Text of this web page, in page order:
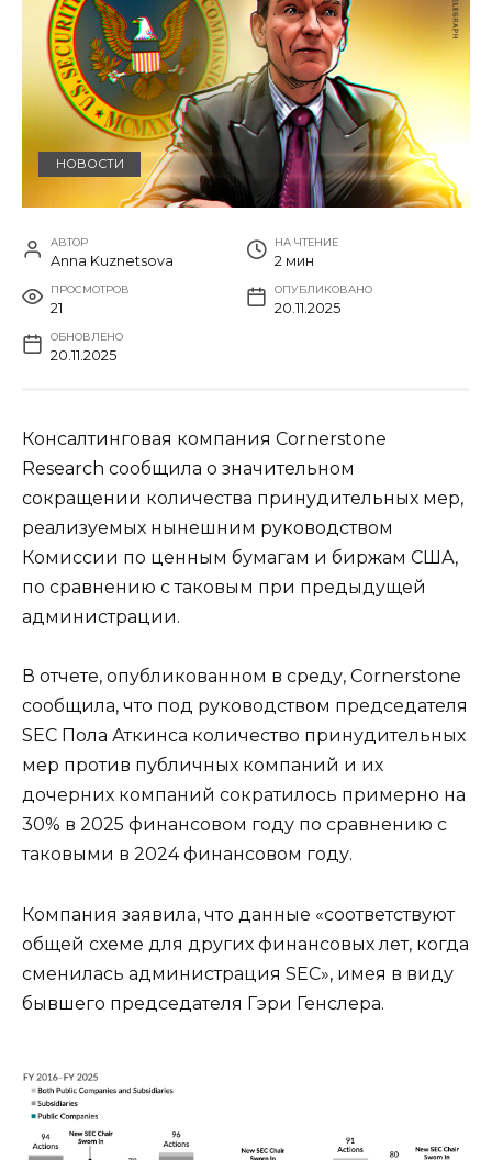
НОВОСТИ
АВТОР
Anna Kuznetsova
НА ЧТЕНИЕ
2 мин
ПРОСМОТРОВ
21
ОПУБЛИКОВАНО
20.11.2025
ОБНОВЛЕНО
20.11.2025
Консалтинговая компания Cornerstone
Research сообщила о значительном
сокращении количества принудительных мер,
реализуемых нынешним руководством
Комиссии по ценным бумагам и биржам США,
по сравнению с таковым при предыдущей
администрации.
В отчете, опубликованном в среду, Cornerstone
сообщила, что под руководством председателя
SEC Пола Аткинса количество принудительных
мер против публичных компаний и их
дочерних компаний сократилось примерно на
30% в 2025 финансовом году по сравнению с
таковыми в 2024 финансовом году.
Компания заявила, что данные «соответствуют
общей схеме для других финансовых лет, когда
сменилась администрация SEC», имея в виду
бывшего председателя Гэри Генслера.